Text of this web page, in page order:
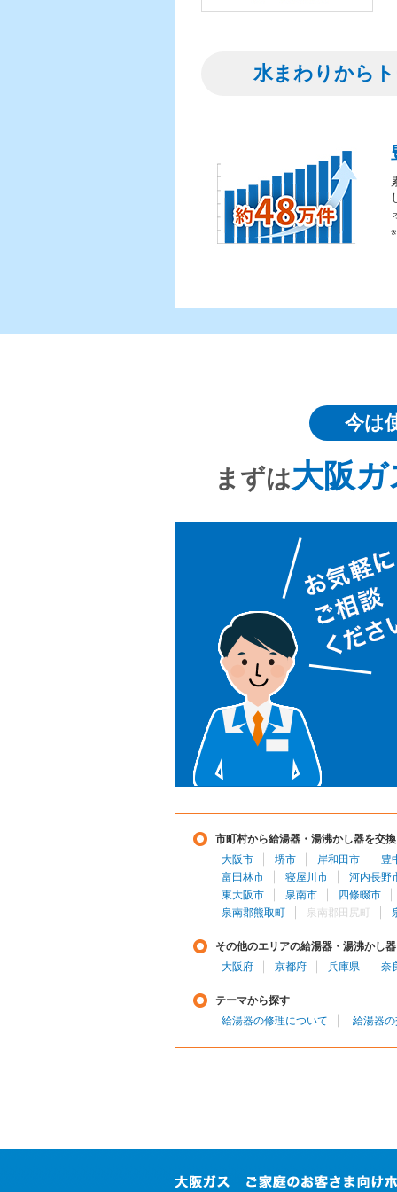
水まわりから
今は
まずは大阪
市町村から給湯器・湯沸かし器を交
大阪市
堺市 岸和田市
豊
富田林市
寝屋川市
河内長野
東大阪市
泉南市
四條畷市
泉南郡熊取町
泉南郡田尻町
その他のエリアの給湯器・湯沸かし
大阪府
京都府 兵庫県 奈
テーマから探す
給湯器の修理について
給湯器